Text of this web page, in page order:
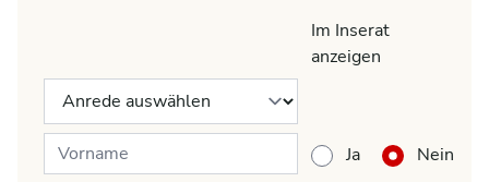
Im Inserat
anzeigen
Ja Nein